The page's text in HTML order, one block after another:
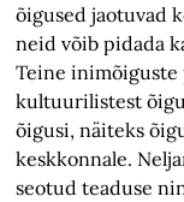
õigused jaotuvad
neid võib pidada
Teine inimõiguste
kultuurilistest
õigusi, näiteks
keskkonnale.
seotud teaduse